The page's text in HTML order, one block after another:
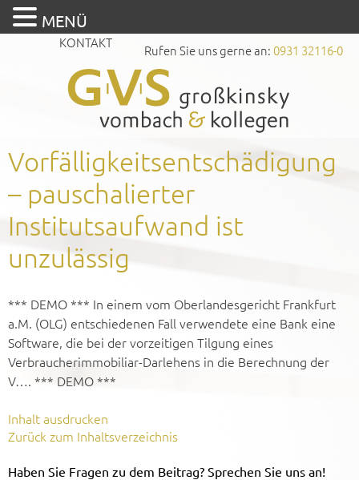
Rufen Sie uns gerne an: 0931 32116-0
KONTAKT
Vorfälligkeitsentschädigung
– pauschalierter
Institutsaufwand ist
unzulässig
*** DEMO *** In einem vom Oberlandesgericht Frankfurt
a.M. (OLG) entschiedenen Fall verwendete eine Bank eine
Software, die bei der vorzeitigen Tilgung eines
Verbraucherimmobiliar-Darlehens in die Berechnung der
V…. *** DEMO ***
Inhalt ausdrucken
Zurück zum Inhaltsverzeichnis
Haben Sie Fragen zu dem Beitrag? Sprechen Sie uns an!
MENÜ